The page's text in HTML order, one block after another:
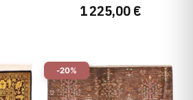
1 225,00 €
-20%